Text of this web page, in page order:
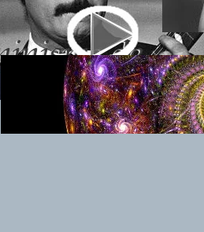
22 janvier 2018